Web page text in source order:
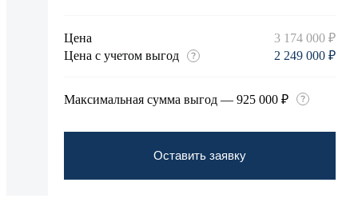
Цена
3 174 000 ₽
Цена с учетом выгод
2 249 000 ₽
Максимальная сумма выгод — 925 000 ₽
Оставить заявку